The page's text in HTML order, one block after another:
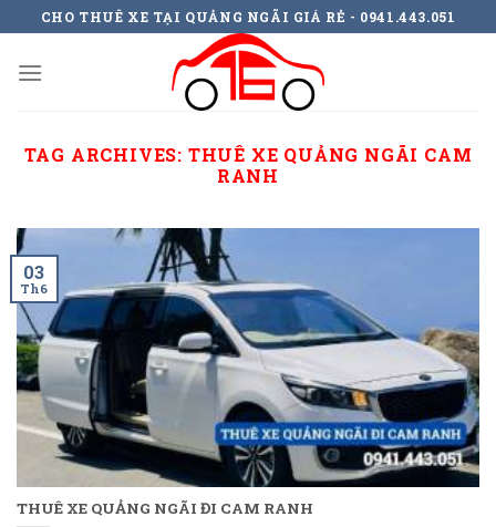
to
content
CHO THUÊ XE TẠI QUẢNG NGÃI GIÁ RẺ - 0941.443.051
TAG ARCHIVES: THUÊ XE QUẢNG NGÃI CAM
RANH
THUÊ XE QUẢNG NGÃI ĐI CAM RANH
03
Th6